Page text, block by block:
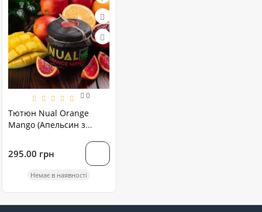
0
Тютюн Nual Orange
Mango (Апельсин з
295.00 грн
Немає в наявності